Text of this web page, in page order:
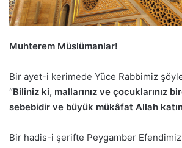
Muhterem Müslümanlar!
Bir ayet-i kerimede Yüce Rabbimiz
“Biliniz ki, mallarınız ve çocuklarınız
sebebidir ve büyük mükâfat Allah
Bir hadis-i şerifte Peygamber